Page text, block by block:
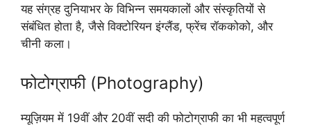
यह संग्रह दुनियाभर के विभिन्न समयकालों और संस्कृतियों से
संबंधित होता है, जैसे विक्टोरियन इंग्लैंड, फ्रेंच रॉककोको, और
चीनी कला।
फोटोग्राफी (Photography)
म्यूज़ियम में 19वीं और 20वीं सदी की फोटोग्राफी का भी महत्वपूर्ण